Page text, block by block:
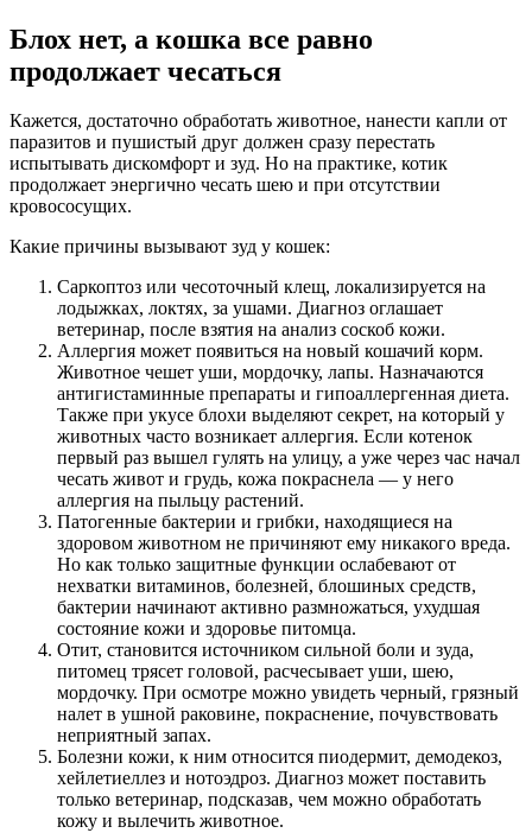
Блох нет, а кошка все равно
продолжает чесаться
Кажется, достаточно обработать животное, нанести капли от
паразитов и пушистый друг должен сразу перестать
испытывать дискомфорт и зуд. Но на практике, котик
продолжает энергично чесать шею и при отсутствии
кровососущих.
Какие причины вызывают зуд у кошек:
Саркоптоз или чесоточный клещ, локализируется на
лодыжках, локтях, за ушами. Диагноз оглашает
ветеринар, после взятия на анализ соскоб кожи.
Аллергия может появиться на новый кошачий корм.
Животное чешет уши, мордочку, лапы. Назначаются
антигистаминные препараты и гипоаллергенная диета.
Также при укусе блохи выделяют секрет, на который у
животных часто возникает аллергия. Если котенок
первый раз вышел гулять на улицу, а уже через час начал
чесать живот и грудь, кожа покраснела — у него
аллергия на пыльцу растений.
Патогенные бактерии и грибки, находящиеся на
здоровом животном не причиняют ему никакого вреда.
Но как только защитные функции ослабевают от
нехватки витаминов, болезней, блошиных средств,
бактерии начинают активно размножаться, ухудшая
состояние кожи и здоровье питомца.
Отит, становится источником сильной боли и зуда,
питомец трясет головой, расчесывает уши, шею,
мордочку. При осмотре можно увидеть черный, грязный
налет в ушной раковине, покраснение, почувствовать
неприятный запах.
Болезни кожи, к ним относится пиодермит, демодекоз,
хейлетиеллез и нотоэдроз. Диагноз может поставить
только ветеринар, подсказав, чем можно обработать
кожу и вылечить животное.